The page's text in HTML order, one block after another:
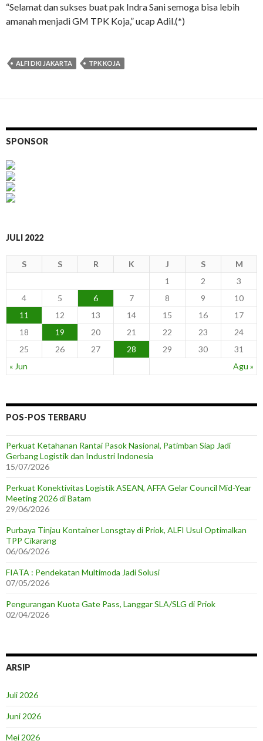
“Selamat dan sukses buat pak Indra Sani semoga bisa lebih
amanah menjadi GM TPK Koja,” ucap Adil.(*)
ALFI DKI JAKARTA TPK KOJA
SPONSOR
JULI 2022
S S R K J S M
« Jun Agu »
1 2
3
4
5 6 7 8 9
10
11
12 13 14 15 16
17
18
19 20 21 22 23
24
25
26 27 28 29 30 31
POS-POS TERBARU
Perkuat Ketahanan Rantai Pasok Nasional, Patimban Siap Jadi
Gerbang Logistik dan Industri Indonesia
15/07/2026
Perkuat Konektivitas Logistik ASEAN, AFFA Gelar Council Mid-Year
Meeting 2026 di Batam
29/06/2026
Purbaya Tinjau Kontainer Lonsgtay di Priok, ALFI Usul Optimalkan
TPP Cikarang
06/06/2026
FIATA : Pendekatan Multimoda Jadi Solusi
07/05/2026
Pengurangan Kuota Gate Pass, Langgar SLA/SLG di Priok
02/04/2026
ARSIP
Juli 2026
Juni 2026
Mei 2026